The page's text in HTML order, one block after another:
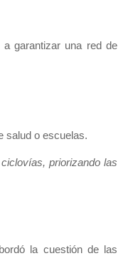
garantizar una red de
salud o escuelas.
priorizando las
la cuestión de las